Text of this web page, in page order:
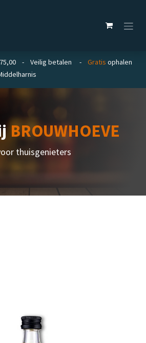
- Veilig betalen - Gratis ophalen
BROUWHOEVE
thuisgenieters